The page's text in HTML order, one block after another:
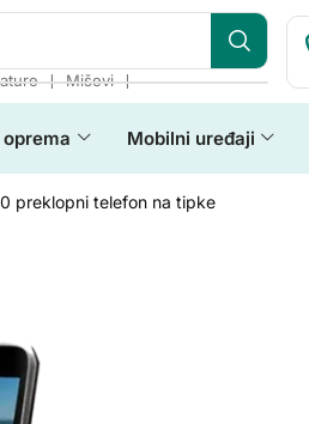
❘ Miševi ❘
oprema Mobilni uređaji
preklopni telefon na tipke